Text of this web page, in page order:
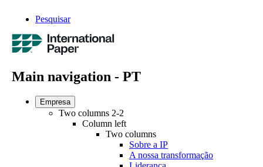
Pesquisar
Main navigation - PT
Empresa
Two columns 2-2
Column left
Two columns
Sobre a IP
A nossa transformação